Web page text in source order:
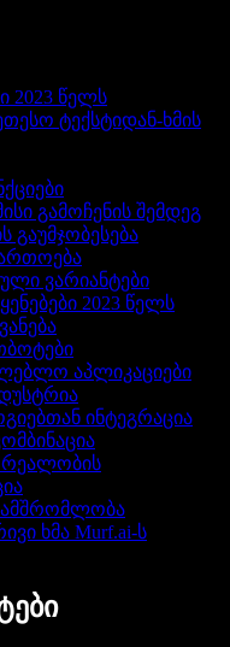
2023 წელს
ტექსტიდან-ხმის
გამოჩენის შემდეგ
გაუმჯობესება
ვარიანტები
2023 წელს
აპლიკაციები
ინტეგრაცია
რეალობის
ხმა Murf.ai-ს